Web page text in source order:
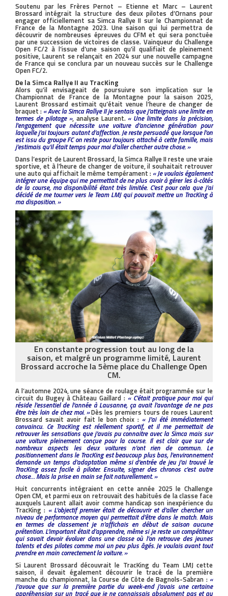
Soutenu par les Frères Pernot – Etienne et Marc – Laurent
Brossard intégrait la structure des deux pilotes d’Ornans pour
engager officiellement sa Simca Rallye II sur le Championnat de
France de la Montagne 2023. Une saison qui lui permettra de
découvrir de nombreuses épreuves du CFM et qui sera ponctuée
par une succession de victoires de classe. Vainqueur du Challenge
Open FC/2 à l’issue d’une saison qu’il qualifiait de pleinement
positive, Laurent se relançait en 2024 sur une nouvelle campagne
de France qui se conclura par un nouveau succès sur le Challenge
Open FC/2.
De la Simca Rallye II au TracKing
Alors qu’il envisageait de poursuivre son implication sur le
Championnat de France de la Montagne pour la saison 2025,
Laurent Brossard estimait qu’était venue l’heure de changer de
braquet : « Avec la Simca Rallye II je sentais que j’atteignais une limite en
termes de pilotage », analyse Laurent. « Une limite dans la précision,
l’engagement que nécessite une voiture d’ancienne génération pour
laquelle j’ai toujours autant d’affection. Je reste persuadé que lorsque l’on
est issu du groupe FC on reste pour toujours attaché à cette famille, mais
j’estimais qu’il était temps pour moi d’aller chercher autre chose. »
Dans l’esprit de Laurent Brossard, la Simca Rallye II reste une vraie
sportive, et à l’heure de changer de voiture, il souhaitait retrouver
une auto qui affichait le même tempérament : « Je voulais également
intégrer une équipe qui me permettait de ne plus avoir à gérer les à-côtés
de la course, ma disponibilité étant très limitée. C’est pour cela que j’ai
décidé de me tourner vers le Team LMJ qui pouvait mettre un TracKing à
ma disposition. »
En constante progression tout au long de la
saison, et malgré un programme limité, Laurent
Brossard accroche la 5ème place du Challenge Open
CM.
A l’automne 2024, une séance de roulage était programmée sur le
circuit du Bugey à Château Gaillard : « C’était pratique pour moi qui
réside l’essentiel de l’année à Lausanne, ça avait l’avantage de ne pas
être très loin de chez moi. »Dès les premiers tours de roues Laurent
Brossard savait avoir fait le bon choix : « J’ai été immédiatement
convaincu. Ce TracKing est réellement sportif, et il me permettait de
retrouver les sensations que j’avais pu connaitre avec la Simca mais sur
une voiture pleinement conçue pour la course. Il est clair que sur de
nombreux aspects les deux voitures n’ont rien de commun. Le
positionnement dans le TracKing est beaucoup plus bas, l’environnement
demande un temps d’adaptation même si d’entrée de jeu j’ai trouvé le
TracKing assez facile à piloter. Ensuite, signer des chronos c’est autre
chose… Mais la prise en main se fait naturellement. »
Huit concurrents intégraient en cette année 2025 le Challenge
Open CM, et parmi eux on retrouvait des habitués de la classe face
auxquels Laurent allait avoir comme handicap son inexpérience du
TracKing : « L’objectif premier était de découvrir et d’aller chercher un
niveau de performance moyen qui permettait d’être dans le match. Mais
en termes de classement je n’affichais en début de saison aucune
prétention. L’important était d’apprendre, même si je reste un compétiteur
qui savait devoir évoluer dans une classe où l’on retrouve des jeunes
talents et des pilotes comme moi un peu plus âgés. Je voulais avant tout
prendre en main correctement la voiture. »
Si Laurent Brossard découvrait le TracKing du Team LMJ cette
saison, il devait également découvrir le tracé de la première
manche du championnat, la Course de Côte de Bagnols-Sabran :«
J’avoue que sur la première partie du week-end j’avais une certaine
appréhension sur un tracé que je ne connaissais absolument pas et au